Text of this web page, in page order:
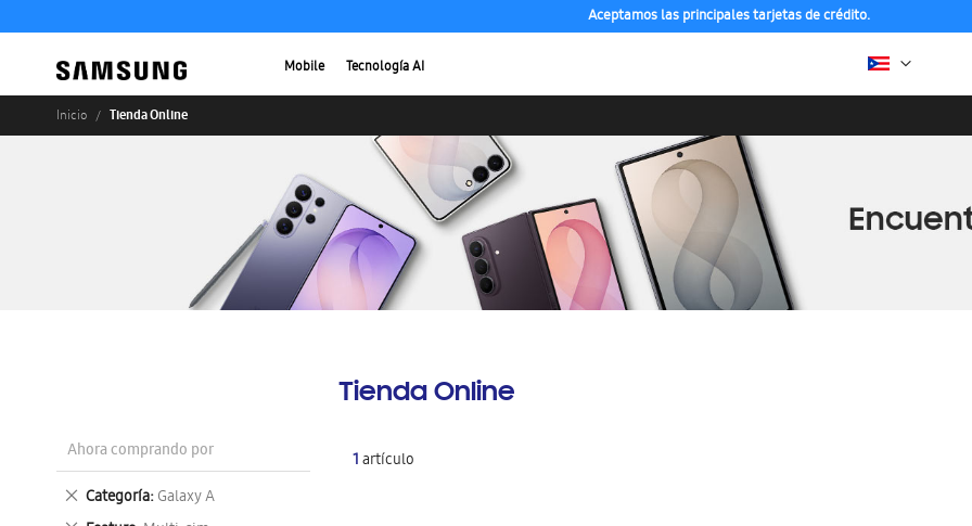
Aceptamos las principales tarjetas de crédito.
Mobile Tecnología AI
Inicio Tienda Online
Tienda Online
1artículo
Ahora comprando por
Categoría Galaxy A
Eliminar
este